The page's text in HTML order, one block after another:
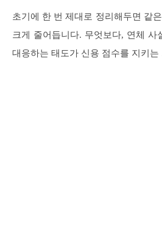
초기에 한 번 제대로 정리해두면 같
크게 줄어듭니다. 무엇보다, 연체 사
대응하는 태도가 신용 점수를 지키